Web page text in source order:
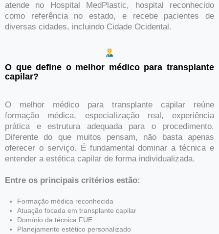
atende no Hospital MedPlastic, hospital reconhecido
como referência no estado, e recebe pacientes de
diversas cidades, incluindo Cidade Ocidental.
O que define o melhor médico para transplante
capilar?
O melhor médico para transplante capilar reúne
formação médica, especialização real, experiência
prática e estrutura adequada para o procedimento.
Diferente do que muitos pensam, não basta apenas
oferecer o serviço. É fundamental dominar a técnica e
entender a estética capilar de forma individualizada.
Entre os principais critérios estão:
Formação médica reconhecida
Atuação focada em transplante capilar
Domínio da técnica FUE
Planejamento estético personalizado